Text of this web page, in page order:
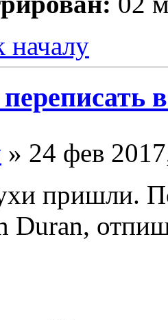
началу
» 24 фев
пришли.
Duran,